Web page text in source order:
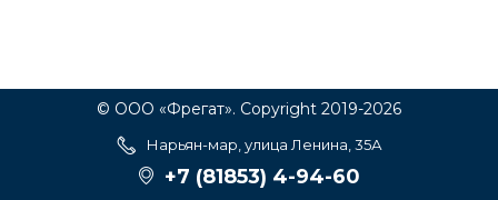
© ООО «Фрегат». Copyright 2019-2026
Нарьян-мар, улица Ленина, 35А
+7 (81853) 4-94-60